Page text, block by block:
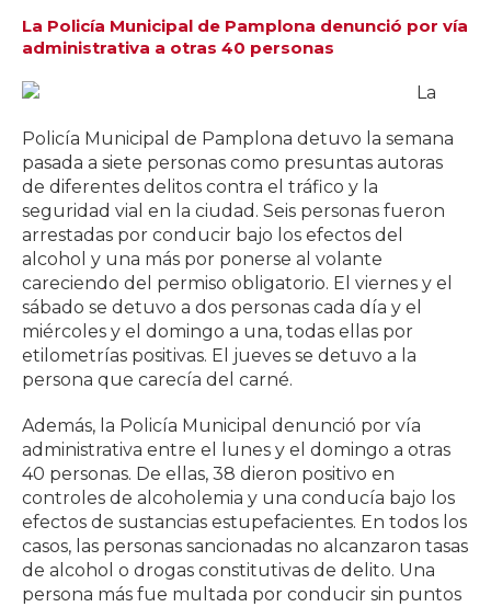
La Policía Municipal de Pamplona denunció por vía
administrativa a otras 40 personas
La
Policía Municipal de Pamplona detuvo la semana
pasada a siete personas como presuntas autoras
de diferentes delitos contra el tráfico y la
seguridad vial en la ciudad. Seis personas fueron
arrestadas por conducir bajo los efectos del
alcohol y una más por ponerse al volante
careciendo del permiso obligatorio. El viernes y el
sábado se detuvo a dos personas cada día y el
miércoles y el domingo a una, todas ellas por
etilometrías positivas. El jueves se detuvo a la
persona que carecía del carné.
Además, la Policía Municipal denunció por vía
administrativa entre el lunes y el domingo a otras
40 personas. De ellas, 38 dieron positivo en
controles de alcoholemia y una conducía bajo los
efectos de sustancias estupefacientes. En todos los
casos, las personas sancionadas no alcanzaron tasas
de alcohol o drogas constitutivas de delito. Una
persona más fue multada por conducir sin puntos